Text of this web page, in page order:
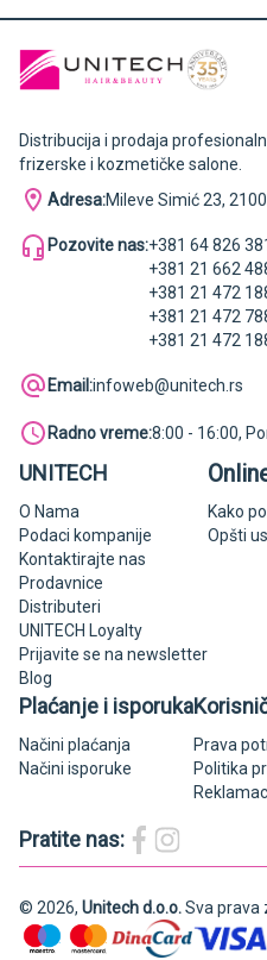
Distribucija i prodaja
frizerske i kozmetičke salone.
Adresa:Mileve Simić 23,
Pozovite nas:+381 64 826
+381 21 662
+381 21 472
+381 21 472
+381 21 472
Email:infoweb@unitech.rs
Radno vreme:8:00 - 16:00,
UNITECH
O Nama
Podaci kompanije
Kontaktirajte nas
Prodavnice
Distributeri
UNITECH Loyalty
Prijavite se na newsletter
Blog
Kako
Opšti
Plaćanje i isporuka
Načini plaćanja
Načini isporuke
Prava
Politika
Pratite nas:
© 2026, Unitech d.o.o.Sva prava